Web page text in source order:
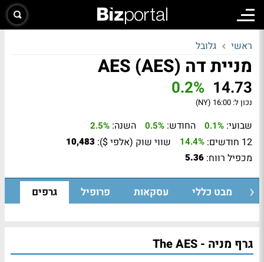
ראשי גלובל
מניית דה AES (AES)
14.73
0.2%
נכון ל: 16:00 (NY)
שבועי: 0.1% החודש: 0.5% השנה: 2.5%
12 חודשים: 14.4% שווי שוק (אלפי $): 10,483
מכפיל רווח: 5.36
מבט כללי עסקאות פרופיל גרפים
גרף מניה - The AES